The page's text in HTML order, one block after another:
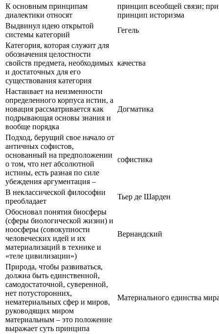
К основным принципам
диалектики относят
принцип всеобщей связи;
принцип историзма
Выдвинул идею открытой
системы категорий
Гегель
Категория, которая служит для
обозначения целостности
свойств предмета, необходимых
и достаточных для его
существования категория
качества
Настаивает на неизменности
определенного корпуса истин, а
новация рассматривается как
подрывающая основы знания и
вообще порядка
Догматика
Подход, берущий свое начало от
античных софистов,
основанный на предположении
о том, что нет абсолютной
истины, есть разная по силе
убеждения аргументация –
софистика
В неклассической философии
преобладает
Тьер де Шарден
Обосновал понятия биосферы
(сферы биологической жизни) и
ноосферы (совокупности
человеческих идей и их
материализаций в технике и
«теле цивилизации»)
Вернандский
Природа, чтобы развиваться,
должна быть единственной,
самодостаточной, суверенной,
нет потусторонних,
нематериальных сфер и миров,
руководящих миром
материальным – это положение
выражает суть принципа
Материального единства